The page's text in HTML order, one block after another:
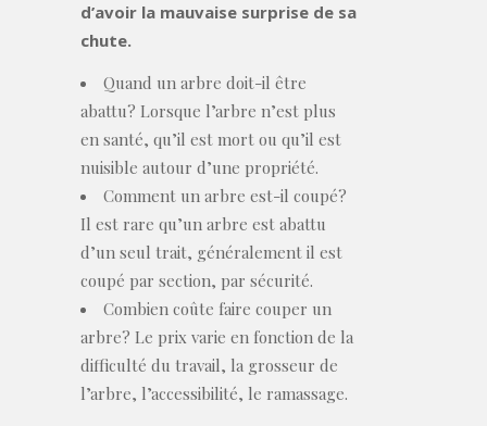
d’avoir la mauvaise surprise de sa
chute.
Quand un arbre doit-il être
abattu? Lorsque l’arbre n’est plus
en santé, qu’il est mort ou qu’il est
nuisible autour d’une propriété.
Comment un arbre est-il coupé?
Il est rare qu’un arbre est abattu
d’un seul trait, généralement il est
coupé par section, par sécurité.
Combien coûte faire couper un
arbre? Le prix varie en fonction de la
difficulté du travail, la grosseur de
l’arbre, l’accessibilité, le ramassage.